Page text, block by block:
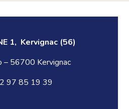
1, Kervignac (56)
– 56700 Kervignac
97 85 19 39